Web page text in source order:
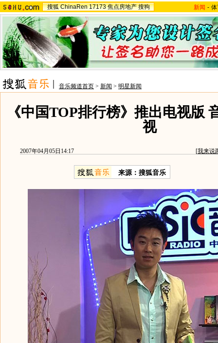
搜狐 ChinaRen 17173 焦点房地产 搜狗 新闻 -
音乐频道首页 > 新闻 > 明星新闻
《中国TOP排行榜》推出电视版
视
2007年04月05日14:17 [我来说
来源：搜狐音乐